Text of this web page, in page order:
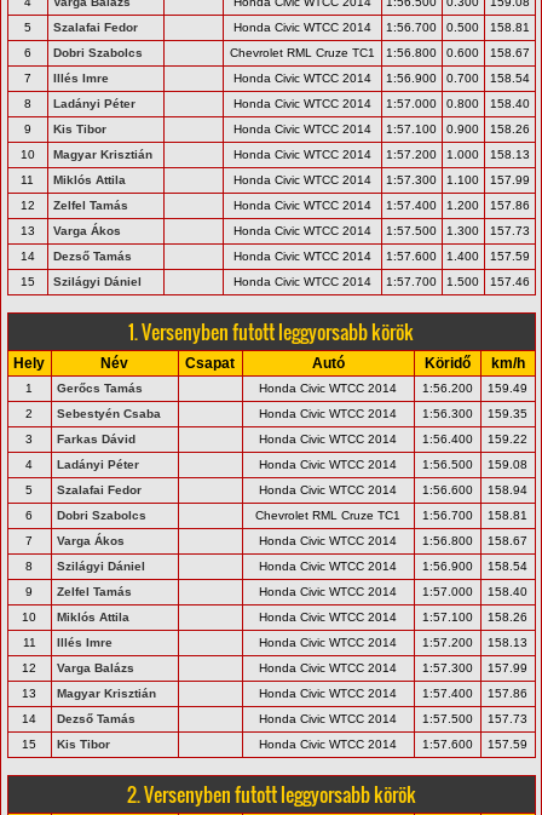
5
Szalafai Fedor Honda Civic WTCC 2014 1:56.700 0.500
158.81
6
Dobri Szabolcs Chevrolet RML Cruze TC1 1:56.800 0.600
158.67
7
Illés Imre Honda Civic WTCC 2014 1:56.900 0.700
158.54
8
Ladányi Péter Honda Civic WTCC 2014 1:57.000 0.800
158.40
9
Kis Tibor Honda Civic WTCC 2014 1:57.100 0.900
158.26
10
Magyar Krisztián Honda Civic WTCC 2014 1:57.200 1.000
158.13
11
Miklós Attila Honda Civic WTCC 2014 1:57.300 1.100
157.99
12
Zelfel Tamás Honda Civic WTCC 2014 1:57.400 1.200
157.86
13
Varga Ákos Honda Civic WTCC 2014 1:57.500 1.300
157.73
14
Dezső Tamás Honda Civic WTCC 2014 1:57.600 1.400
157.59
15
Szilágyi Dániel Honda Civic WTCC 2014 1:57.700 1.500 157.46
1. Versenyben futott leggyorsabb körök
Hely Név Csapat Autó Köridő km/h
1 Gerőcs Tamás Honda Civic WTCC 2014 1:56.200
159.49
2
Sebestyén Csaba Honda Civic WTCC 2014 1:56.300
159.35
3
Farkas Dávid Honda Civic WTCC 2014 1:56.400
159.22
4
Ladányi Péter Honda Civic WTCC 2014 1:56.500
159.08
5
Szalafai Fedor Honda Civic WTCC 2014 1:56.600
158.94
6
Dobri Szabolcs Chevrolet RML Cruze TC1 1:56.700
158.81
7
Varga Ákos Honda Civic WTCC 2014 1:56.800
158.67
8
Szilágyi Dániel Honda Civic WTCC 2014 1:56.900
158.54
9
Zelfel Tamás Honda Civic WTCC 2014 1:57.000
158.40
10
Miklós Attila Honda Civic WTCC 2014 1:57.100
158.26
11
Illés Imre Honda Civic WTCC 2014 1:57.200
158.13
12
Varga Balázs Honda Civic WTCC 2014 1:57.300
157.99
13
Magyar Krisztián Honda Civic WTCC 2014 1:57.400
157.86
14
Dezső Tamás Honda Civic WTCC 2014 1:57.500
157.73
15
Kis Tibor Honda Civic WTCC 2014 1:57.600 157.59
2. Versenyben futott leggyorsabb körök